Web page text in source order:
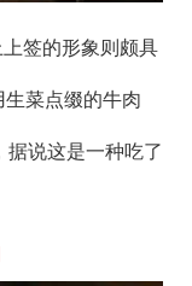
签的形象则颇具
菜点缀的牛肉
说这是一种吃了